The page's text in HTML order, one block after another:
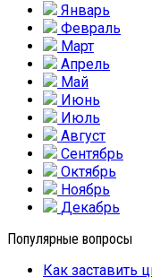
Январь
Февраль
Март
Апрель
Май
Июнь
Июль
Август
Сентябрь
Октябрь
Ноябрь
Декабрь
Популярные вопросы
Как заставить